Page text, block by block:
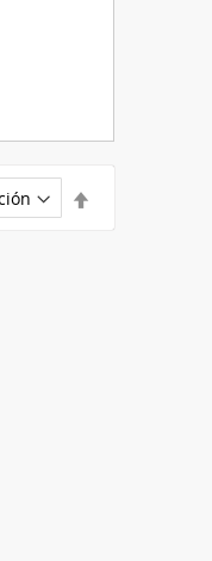
descendente